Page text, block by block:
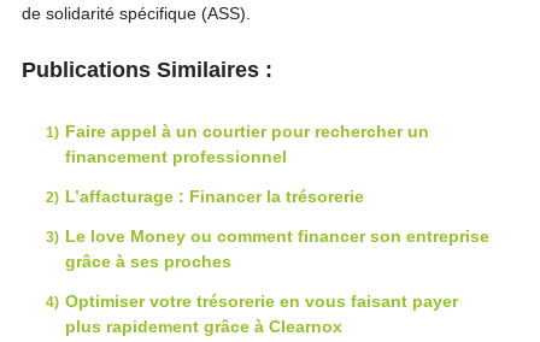
de solidarité spécifique (ASS).
Publications Similaires :
Faire appel à un courtier pour rechercher un
financement professionnel
L’affacturage : Financer la trésorerie
Le love Money ou comment financer son entreprise
grâce à ses proches
Optimiser votre trésorerie en vous faisant payer
plus rapidement grâce à Clearnox